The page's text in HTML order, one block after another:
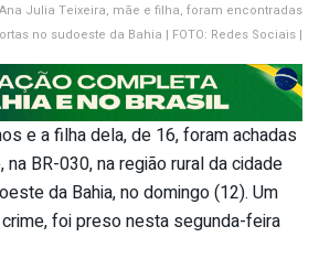
Julia Teixeira, mãe e filha, foram encontradas
no sudoeste da Bahia | FOTO: Redes Sociais |
e a filha dela, de 16, foram achadas
BR-030, na região rural da cidade
da Bahia, no domingo (12). Um
foi preso nesta segunda-feira